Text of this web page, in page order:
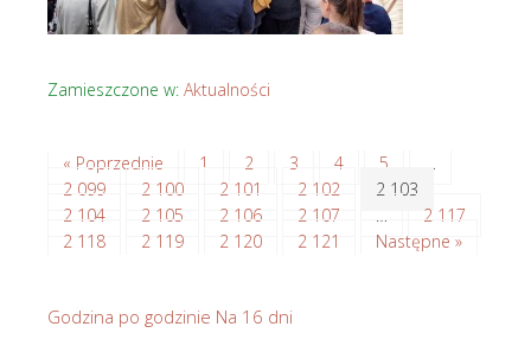
Zamieszczone w: Aktualności
« Poprzednie 1 2 3 4 5
…
2 099
2 100 2 101 2 102
2 103
2 104
2 105 2 106 2 107 …
2 117
2 118
2 119 2 120 2 121 Następne »
Godzina po godzinie Na 16 dni